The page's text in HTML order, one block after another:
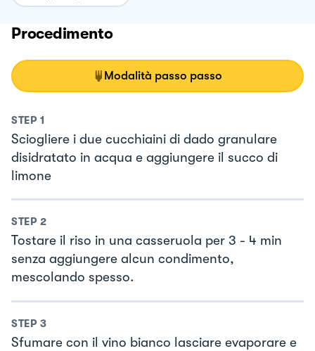
Procedimento
Modalità passo passo
STEP 1
Sciogliere i due cucchiaini di dado granulare
disidratato in acqua e aggiungere il succo di
limone
STEP 2
Tostare il riso in una casseruola per 3 - 4 min
senza aggiungere alcun condimento,
mescolando spesso.
STEP 3
Sfumare con il vino bianco lasciare evaporare e